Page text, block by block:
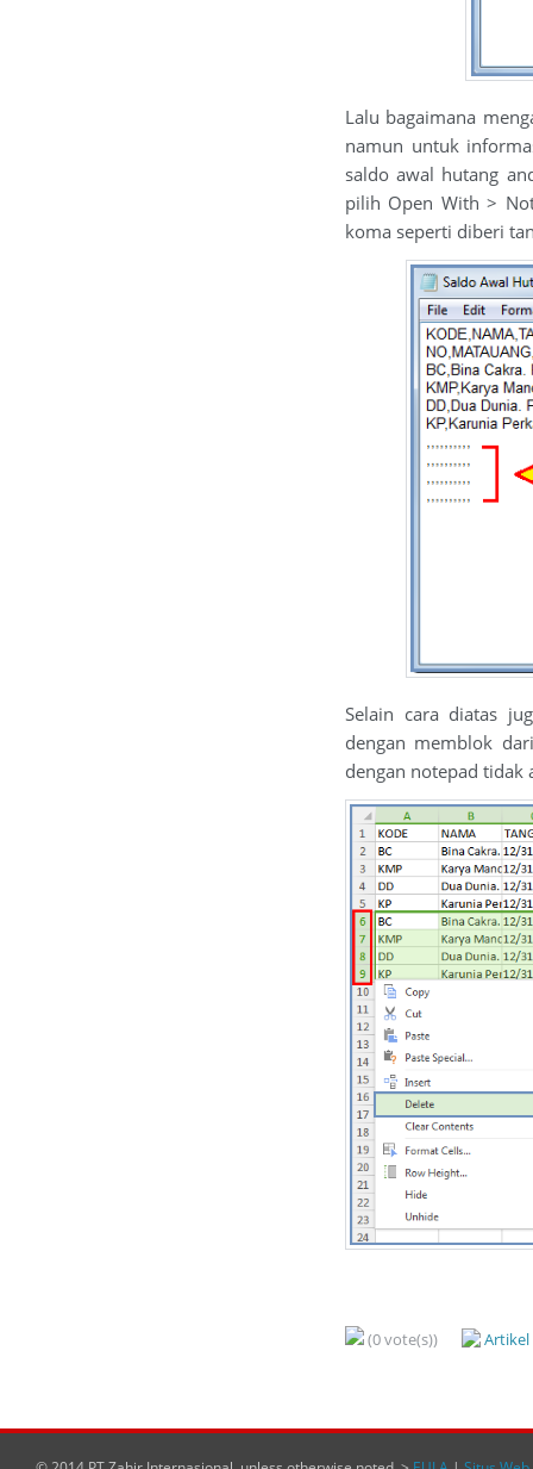
Lalu bagaimana
namun untuk
saldo awal hutang
pilih Open With >
koma seperti diberi
Selain cara diatas
dengan memblok
dengan notepad tidak
(0 vote(s))